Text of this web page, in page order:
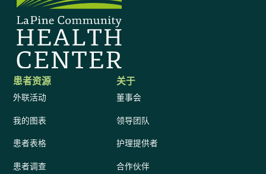
患者资源
外联活动
我的图表
患者表格
患者调查
关于
董事会
领导团队
护理提供者
合作伙伴